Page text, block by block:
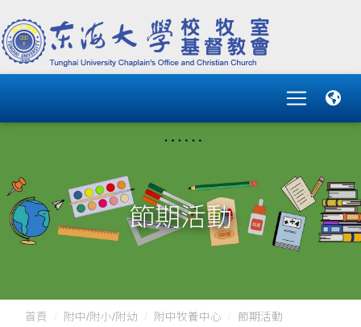
節期活動
首頁 附中/附小/附幼 附中牧養中心 節期活動